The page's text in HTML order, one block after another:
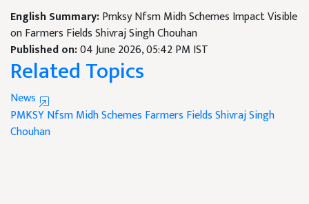
English Summary:Pmksy Nfsm Midh Schemes Impact Visible
on Farmers Fields Shivraj Singh Chouhan
Published on:04 June 2026, 05:42 PM IST
Related Topics
News
PMKSYNfsmMidh Schemes Farmers FieldsShivraj Singh
Chouhan